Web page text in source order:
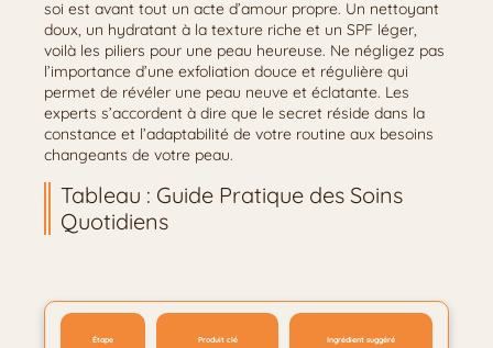
soi est avant tout un acte d’amour propre. Un nettoyant
doux, un hydratant à la texture riche et un SPF léger,
voilà les piliers pour une peau heureuse. Ne négligez pas
l’importance d’une exfoliation douce et régulière qui
permet de révéler une peau neuve et éclatante. Les
experts s’accordent à dire que le secret réside dans la
constance et l’adaptabilité de votre routine aux besoins
changeants de votre peau.
Tableau : Guide Pratique des Soins
Quotidiens
Étape Produit clé Ingrédient suggéré